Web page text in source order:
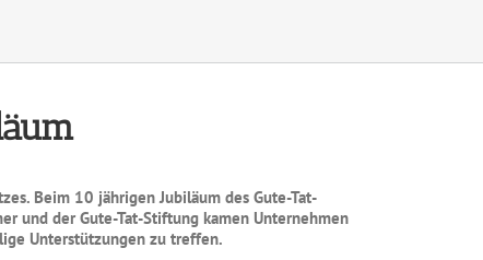
Beim 10 jährigen Jubiläum des Gute-Tat-
und der Gute-Tat-Stiftung kamen Unternehmen
Unterstützungen zu treffen.